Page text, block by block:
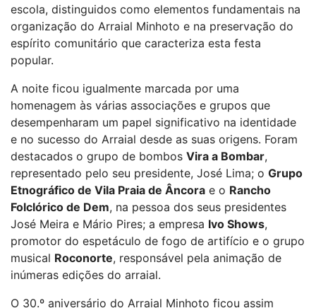
escola, distinguidos como elementos fundamentais na
organização do Arraial Minhoto e na preservação do
espírito comunitário que caracteriza esta festa
popular.
A noite ficou igualmente marcada por uma
homenagem às várias associações e grupos que
desempenharam um papel significativo na identidade
e no sucesso do Arraial desde as suas origens. Foram
destacados o grupo de bombos Vira a Bombar,
representado pelo seu presidente, José Lima; o Grupo
Etnográfico de Vila Praia de Âncora e o Rancho
Folclórico de Dem, na pessoa dos seus presidentes
José Meira e Mário Pires; a empresa Ivo Shows,
promotor do espetáculo de fogo de artifício e o grupo
musical Roconorte, responsável pela animação de
inúmeras edições do arraial.
O 30.º aniversário do Arraial Minhoto ficou assim